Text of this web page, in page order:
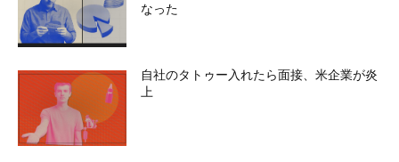
なった
自社のタトゥー入れたら面接、米企業が炎
上